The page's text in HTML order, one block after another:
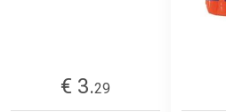
€ 3.29